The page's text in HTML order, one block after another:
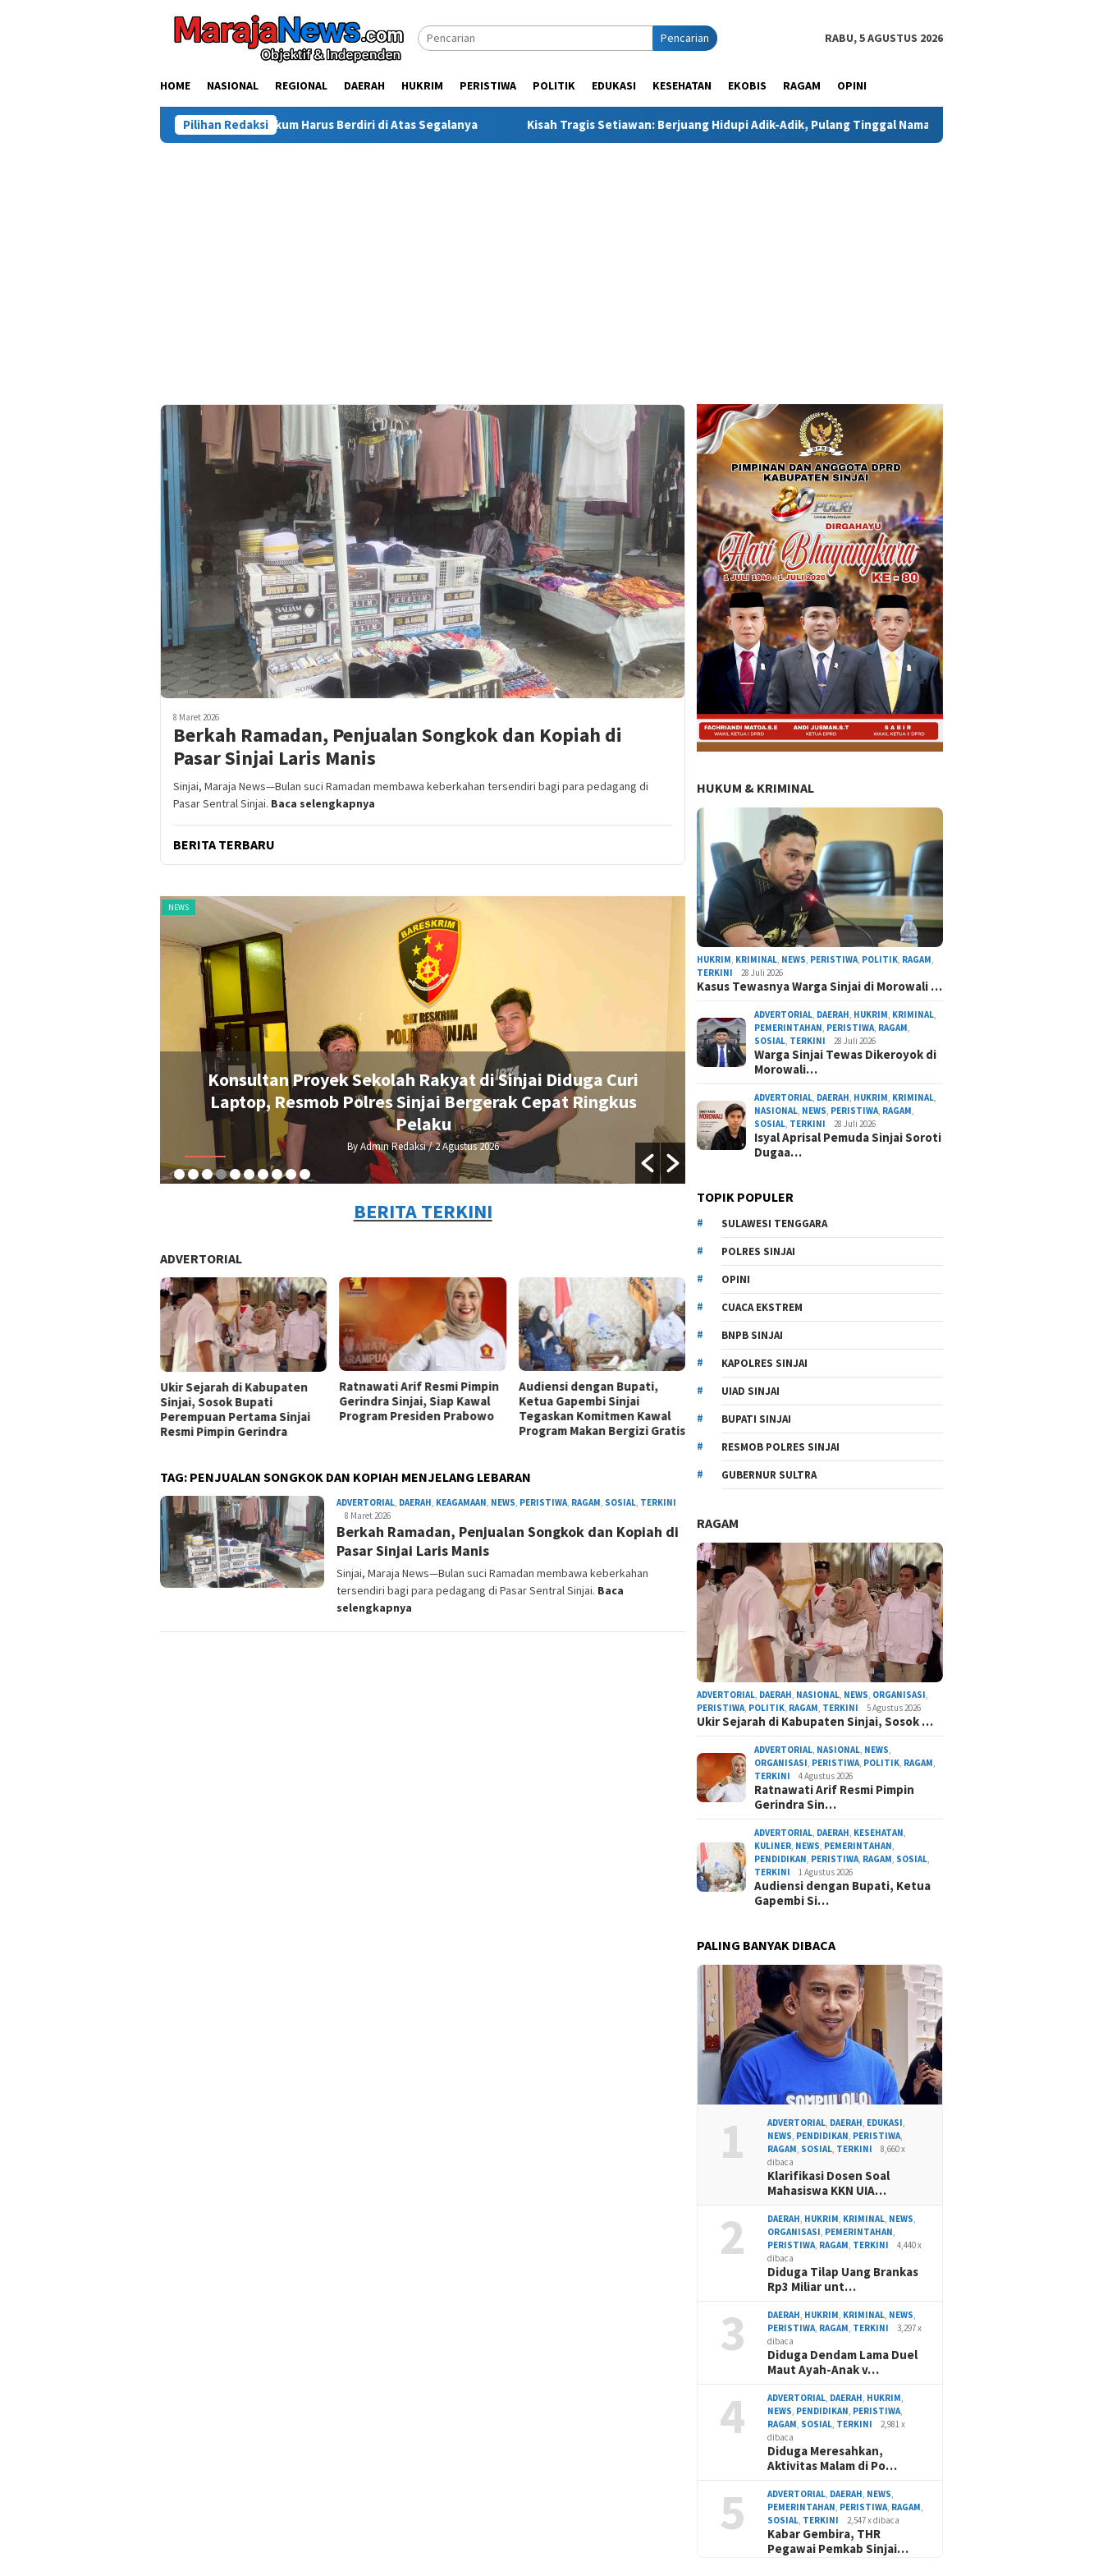
Pencarian RABU, 5 AGUSTUS 2026
HOME NASIONAL REGIONAL DAERAH HUKRIM PERISTIWA POLITIK EDUKASI KESEHATAN EKOBIS RAGAM OPINI
Pilihan Redaksi
Sendiri di Morowali: Hukum Harus Berdiri di Atas Segalanya Kisah Tragis Setiawan: Berjuang Hidupi Adik-Adik, Pulang Tinggal Nama Usai Dikeroyok Massa
8 Maret 2026
Berkah Ramadan, Penjualan Songkok dan Kopiah di
Pasar Sinjai Laris Manis
Sinjai, Maraja News—Bulan suci Ramadan membawa keberkahan tersendiri bagi para pedagang di
Pasar Sentral Sinjai. Baca selengkapnya
BERITA TERBARU
Rakyat di Sinjai Diduga Curi
Bergerak Cepat Ringkus
Tinggalkan Sejenak Panen Padi, Warga Dusun Cinranae
Kompak Kerja Bakti Bersihkan Lingkungan
By Admin Redaksi / 2 Agustus 2026
KEAGAMAAN ORGANISASI
hingga Pasar Murah
BERITA TERKINI
ADVERTORIAL
Ukir Sejarah di Kabupaten
Sinjai, Sosok Bupati
Perempuan Pertama Sinjai
Resmi Pimpin Gerindra
Ratnawati Arif Resmi Pimpin
Gerindra Sinjai, Siap Kawal
Program Presiden Prabowo
Audiensi dengan Bupati,
Ketua Gapembi Sinjai
Tegaskan Komitmen Kawal
Program Makan Bergizi Gratis
TAG: PENJUALAN SONGKOK DAN KOPIAH MENJELANG LEBARAN
ADVERTORIAL, DAERAH, KEAGAMAAN, NEWS, PERISTIWA, RAGAM, SOSIAL, TERKINI
8 Maret 2026
Berkah Ramadan, Penjualan Songkok dan Kopiah di
Pasar Sinjai Laris Manis
Sinjai, Maraja News—Bulan suci Ramadan membawa keberkahan
tersendiri bagi para pedagang di Pasar Sentral Sinjai. Baca
selengkapnya
HUKUM & KRIMINAL
HUKRIM, KRIMINAL, NEWS, PERISTIWA, POLITIK, RAGAM,
TERKINI
28 Juli 2026
Kasus Tewasnya Warga Sinjai di Morowali …
ADVERTORIAL, DAERAH, HUKRIM, KRIMINAL,
PEMERINTAHAN, PERISTIWA, RAGAM,
SOSIAL, TERKINI 28 Juli 2026
Warga Sinjai Tewas Dikeroyok di
Morowali…
ADVERTORIAL, DAERAH, HUKRIM, KRIMINAL,
NASIONAL, NEWS, PERISTIWA, RAGAM,
SOSIAL, TERKINI 28 Juli 2026
Isyal Aprisal Pemuda Sinjai Soroti
Dugaa…
TOPIK POPULER
SULAWESI TENGGARA
POLRES SINJAI
OPINI
CUACA EKSTREM
BNPB SINJAI
KAPOLRES SINJAI
UIAD SINJAI
BUPATI SINJAI
RESMOB POLRES SINJAI
GUBERNUR SULTRA
RAGAM
ADVERTORIAL DAERAH NASIONAL NEWS ORGANISASI
PERISTIWA POLITIK RAGAM TERKINI 5 Agustus 2026
Ukir Sejarah di Kabupaten Sinjai, Sosok …
ADVERTORIAL NASIONAL NEWS
ORGANISASI PERISTIWA POLITIK RAGAM
TERKINI
4 Agustus 2026
Ratnawati Arif Resmi Pimpin
Gerindra Sin…
ADVERTORIAL DAERAH KESEHATAN
KULINER NEWS PEMERINTAHAN
PENDIDIKAN PERISTIWA RAGAM SOSIAL
TERKINI
1 Agustus 2026
Audiensi dengan Bupati, Ketua
Gapembi Si…
PALING BANYAK DIBACA
1 ADVERTORIAL DAERAH EDUKASI
NEWS PENDIDIKAN PERISTIWA
RAGAM SOSIAL TERKINI
8,660 x
dibaca
Klarifikasi Dosen Soal
Mahasiswa KKN UIA…
2 DAERAH HUKRIM KRIMINAL NEWS
ORGANISASI PEMERINTAHAN
PERISTIWA RAGAM TERKINI
4,440 x
dibaca
Diduga Tilap Uang Brankas
Rp3 Miliar unt…
3 DAERAH HUKRIM KRIMINAL NEWS
PERISTIWA RAGAM TERKINI
3,297 x
dibaca
Diduga Dendam Lama Duel
Maut Ayah-Anak v…
4 ADVERTORIAL DAERAH HUKRIM
NEWS PENDIDIKAN PERISTIWA
RAGAM SOSIAL TERKINI
2,981 x
dibaca
Diduga Meresahkan,
Aktivitas Malam di Po…
5 ADVERTORIAL DAERAH NEWS
PEMERINTAHAN PERISTIWA RAGAM
SOSIAL TERKINI 2,547 x dibaca
Kabar Gembira, THR
Pegawai Pemkab Sinjai…